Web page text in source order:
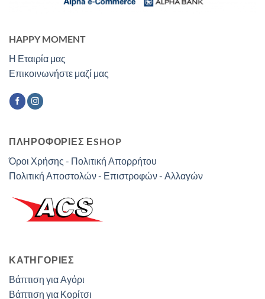
HAPPY MOMENT
Η Εταιρία μας
Επικοινωνήστε μαζί μας
ΠΛΗΡΟΦΟΡΙΕΣ ΕSHOP
Όροι Χρήσης - Πολιτική Απορρήτου
Πολιτική Αποστολών - Επιστροφών - Αλλαγών
ΚΑΤΗΓΟΡΊΕΣ
Βάπτιση για Αγόρι
Βάπτιση για Κορίτσι